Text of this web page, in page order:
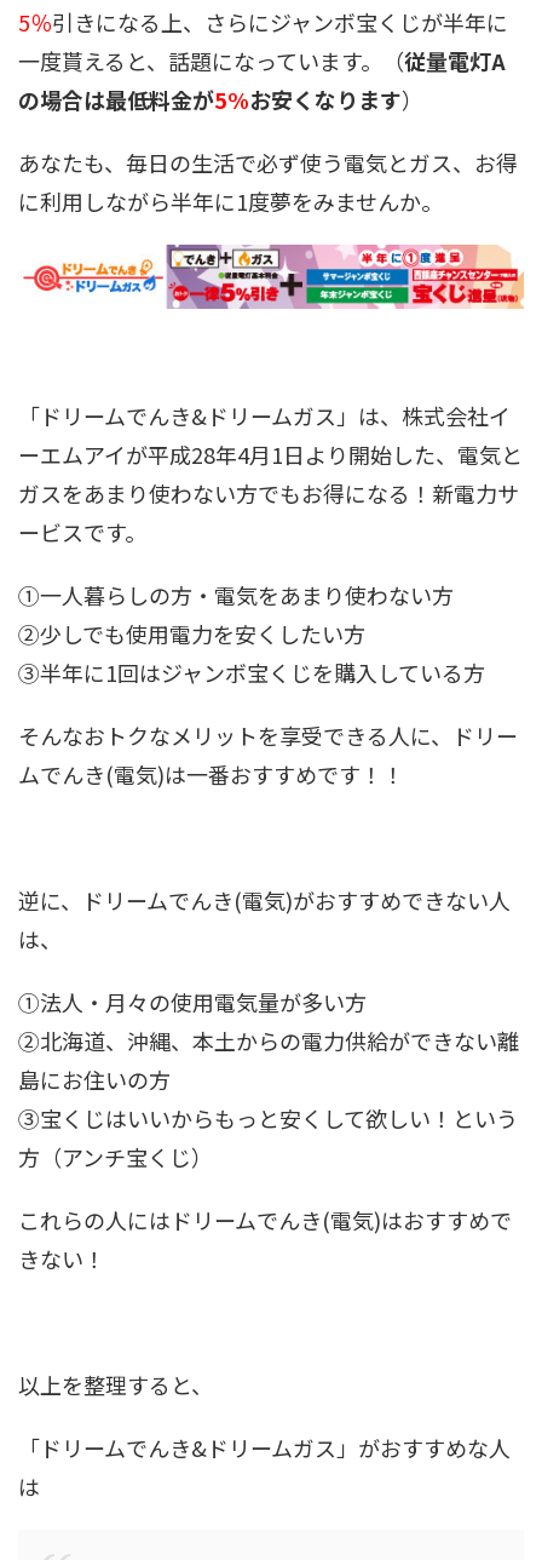
5％引きになる上、さらにジャンボ宝くじが半年に
一度貰えると、話題になっています。（従量電灯A
の場合は最低料金が5%お安くなります）
あなたも、毎日の生活で必ず使う電気とガス、お得
に利用しながら半年に1度夢をみませんか。
「ドリームでんき&ドリームガス」は、株式会社イ
ーエムアイが平成28年4月1日より開始した、電気と
ガスをあまり使わない方でもお得になる！新電力サ
ービスです。
①一人暮らしの方・電気をあまり使わない方
②少しでも使用電力を安くしたい方
③半年に1回はジャンボ宝くじを購入している方
そんなおトクなメリットを享受できる人に、ドリー
ムでんき(電気)は一番おすすめです！！
逆に、ドリームでんき(電気)がおすすめできない人
は、
①法人・月々の使用電気量が多い方
②北海道、沖縄、本土からの電力供給ができない離
島にお住いの方
③宝くじはいいからもっと安くして欲しい！という
方（アンチ宝くじ）
これらの人にはドリームでんき(電気)はおすすめで
きない！
以上を整理すると、
「ドリームでんき&ドリームガス」がおすすめな人
は